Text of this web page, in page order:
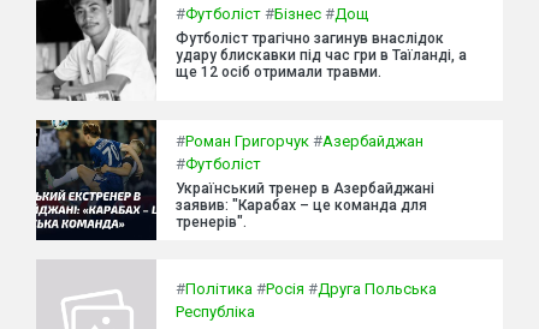
#Футболіст #Бізнес #Дощ
Футболіст трагічно загинув внаслідок
удару блискавки під час гри в Таїланді, а
ще 12 осіб отримали травми.
#Роман Григорчук #Азербайджан
#Футболіст
Український тренер в Азербайджані
заявив: "Карабах – це команда для
тренерів".
#Політика #Росія #Друга Польська
Республіка